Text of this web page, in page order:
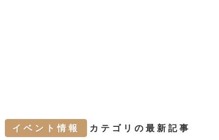
イベント情報 カテゴリの最新記事